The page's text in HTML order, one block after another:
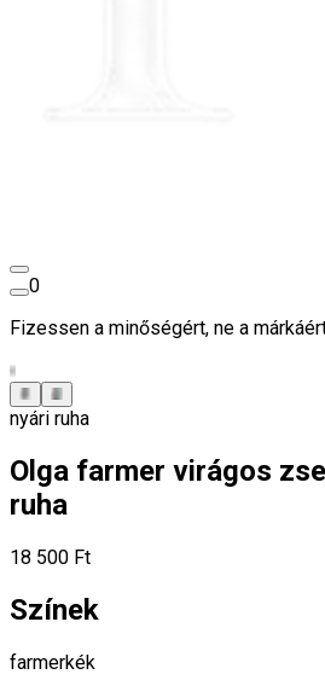
0
Fizessen a minőségért, ne a
nyári ruha
Olga farmer virágos
ruha
18 500 Ft
Színek
farmerkék